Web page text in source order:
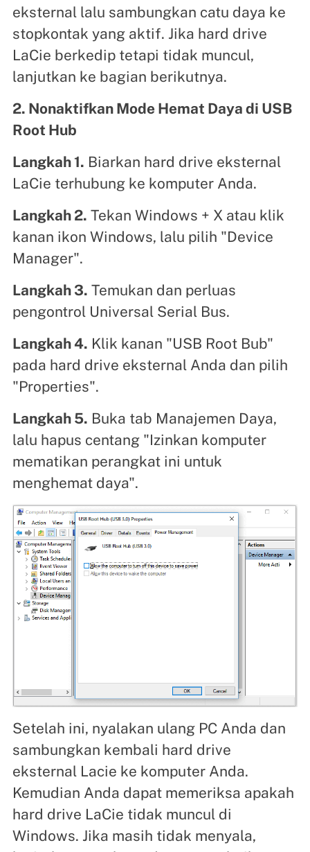
eksternal lalu sambungkan catu daya ke
stopkontak yang aktif. Jika hard drive
LaCie berkedip tetapi tidak muncul,
lanjutkan ke bagian berikutnya.
2. Nonaktifkan Mode Hemat Daya di USB
Root Hub
Langkah 1. Biarkan hard drive eksternal
LaCie terhubung ke komputer Anda.
Langkah 2. Tekan Windows + X atau klik
kanan ikon Windows, lalu pilih "Device
Manager".
Langkah 3. Temukan dan perluas
pengontrol Universal Serial Bus.
Langkah 4. Klik kanan "USB Root Bub"
pada hard drive eksternal Anda dan pilih
"Properties".
Langkah 5. Buka tab Manajemen Daya,
lalu hapus centang "Izinkan komputer
mematikan perangkat ini untuk
menghemat daya".
Setelah ini, nyalakan ulang PC Anda dan
sambungkan kembali hard drive
eksternal Lacie ke komputer Anda.
Kemudian Anda dapat memeriksa apakah
hard drive LaCie tidak muncul di
Windows. Jika masih tidak menyala,